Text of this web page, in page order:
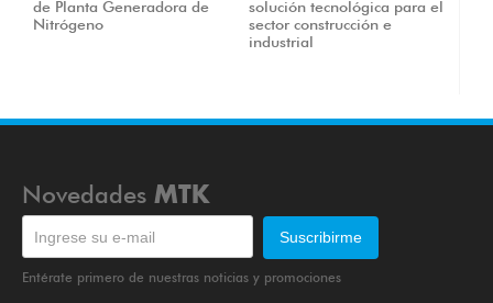
de Planta Generadora de
Nitrógeno
solución tecnológica para el
sector construcción e
industrial
Novedades MTK
Entérate primero de nuestras noticias y promociones